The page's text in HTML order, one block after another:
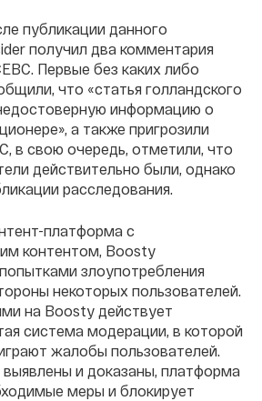
публикации данного
получил два комментария
Первые без каких либо
что «статья голландского
информацию о
а также пригрозили
в свою очередь, отметили, что
действительно были, однако
расследования.
платформа с
контентом, Boosty
злоупотребления
некоторых пользователей.
на Boosty действует
система модерации, в которой
жалобы пользователей.
и доказаны, платформа
меры и блокирует